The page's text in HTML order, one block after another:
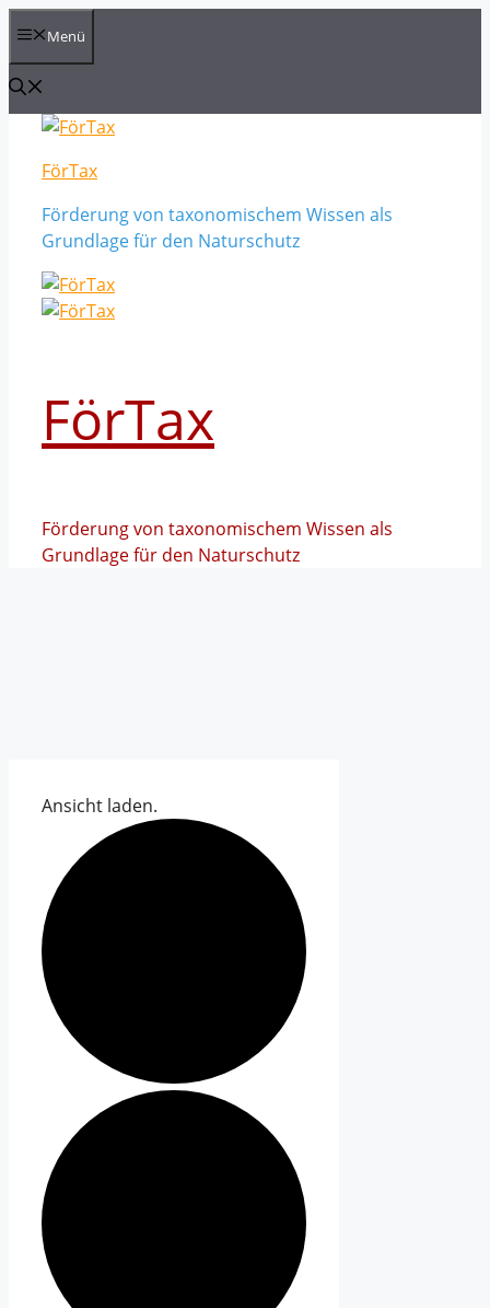
Inhalt
springen
Menü
FörTax
Förderung von taxonomischem Wissen als
Grundlage für den Naturschutz
FörTax
Förderung von taxonomischem Wissen als
Grundlage für den Naturschutz
Ansicht laden.